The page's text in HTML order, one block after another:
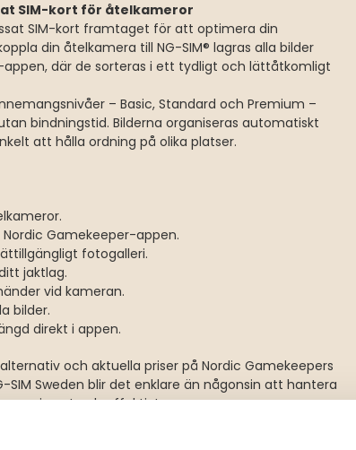
SIM-kort för åtelkameror
SIM-kort framtaget för att optimera din
din åtelkamera till NG-SIM® lagras alla bilder
appen, där de sorteras i ett tydligt och lättåtkomligt
– Basic, Standard och Premium –
bindningstid. Bilderna organiseras automatiskt
att hålla ordning på olika platser.
Gamekeeper-appen.
fotogalleri.
jaktlag.
vid kameran.
bilder.
direkt i appen.
och aktuella priser på Nordic Gamekeepers
SIM Sweden blir det enklare än någonsin att hantera
och effektivt.